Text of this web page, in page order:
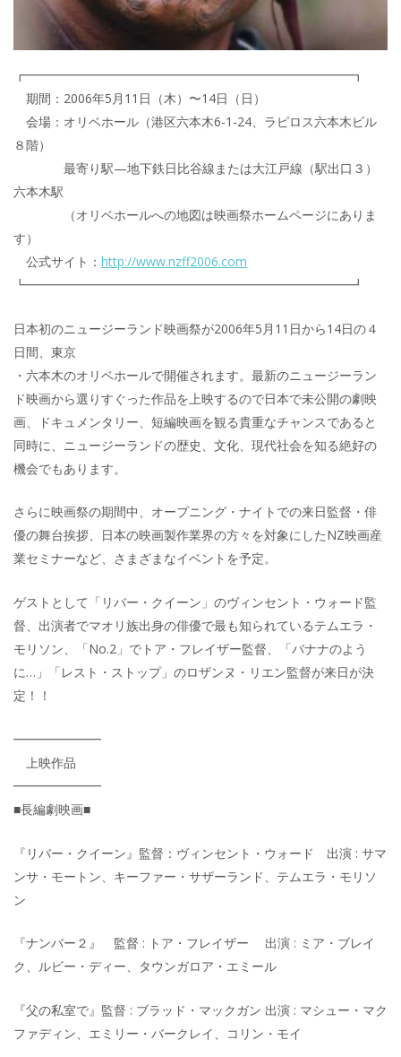
┏━━━━━━━━━━━━━━━━━━━━━━━━━━┓
期間：2006年5月11日（木）〜14日（日）
会場：オリベホール（港区六本木6-1-24、ラピロス六本木ビル
８階）
最寄り駅—地下鉄日比谷線または大江戸線（駅出口３）
六本木駅
（オリベホールへの地図は映画祭ホームページにありま
す）
公式サイト： http://www.nzff2006.com
┗━━━━━━━━━━━━━━━━━━━━━━━━━━┛
日本初のニュージーランド映画祭が2006年5月11日から14日の４
日間、東京
・六本木のオリベホールで開催されます。最新のニュージーラン
ド映画から選りすぐった作品を上映するので日本で未公開の劇映
画、ドキュメンタリー、短編映画を観る貴重なチャンスであると
同時に、ニュージーランドの歴史、文化、現代社会を知る絶好の
機会でもあります。
さらに映画祭の期間中、オープニング・ナイトでの来日監督・俳
優の舞台挨拶、日本の映画製作業界の方々を対象にしたNZ映画産
業セミナーなど、さまざまなイベントを予定。
ゲストとして「リバー・クイーン」のヴィンセント・ウォード監
督、出演者でマオリ族出身の俳優で最も知られているテムエラ・
モリソン、「No.2」でトア・フレイザー監督、「バナナのよう
に…」「レスト・ストップ」のロザンヌ・リエン監督が来日が決
定！！
━━━━━━━
上映作品
━━━━━━━
■長編劇映画■
『リバー・クイーン』監督：ヴィンセント・ウォード 出演 : サマ
ンサ・モートン、キーファー・サザーランド、テムエラ・モリソ
ン
『ナンバー２』 監督 : トア・フレイザー 出演 : ミア・ブレイ
ク、ルビー・ディー、タウンガロア・エミール
『父の私室で』監督 : ブラッド・マックガン 出演 : マシュー・マク
ファディン、エミリー・バークレイ、コリン・モイ